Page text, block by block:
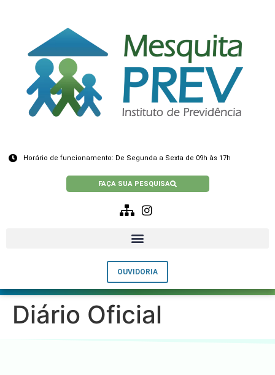
Horário de funcionamento: De Segunda a Sexta de 09h às 17h
FAÇA SUA PESQUISA
OUVIDORIA
Diário Oficial